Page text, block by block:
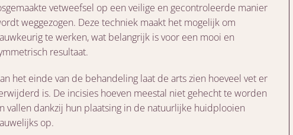
vetweefsel op een veilige en gecontroleerde manier
weggezogen. Deze techniek maakt het mogelijk om
te werken, wat belangrijk is voor een mooi en
resultaat.
het einde van de behandeling laat de arts zien hoeveel vet er
is. De incisies hoeven meestal niet gehecht te worden
vallen dankzij hun plaatsing in de natuurlijke huidplooien
op.